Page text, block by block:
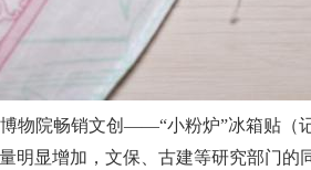
物院畅销文创——“小粉炉”冰箱贴（
明显增加，文保、古建等研究部门